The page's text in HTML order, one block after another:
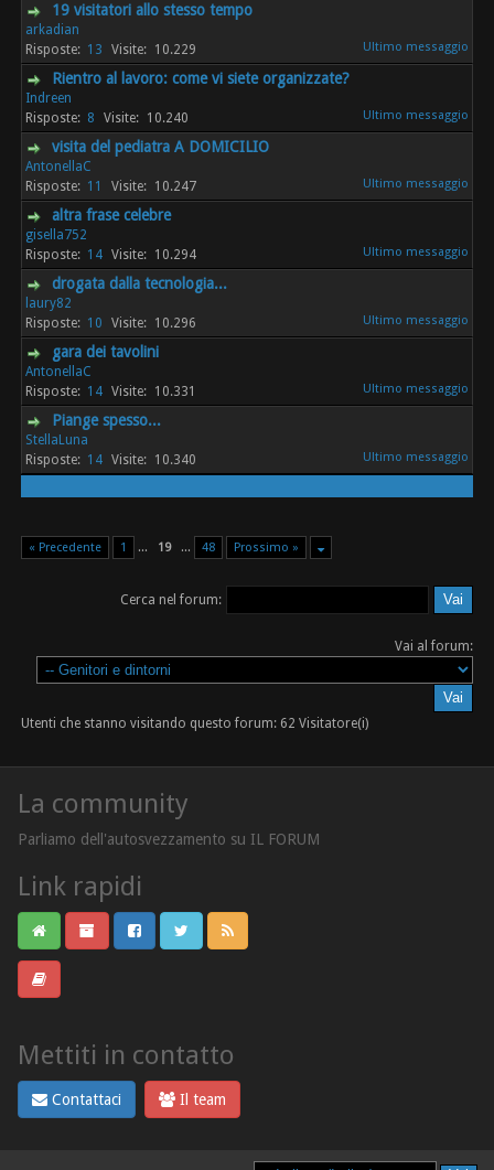
19 visitatori allo stesso tempo
arkadian
13
10.229
Rientro al lavoro: come vi siete organizzate?
Indreen
8
10.240
visita del pediatra A DOMICILIO
AntonellaC
11
10.247
altra frase celebre
gisella752
14
10.294
drogata dalla tecnologia...
laury82
10
10.296
gara dei tavolini
AntonellaC
14
10.331
Piange spesso...
StellaLuna
14
10.340
« Precedente 1 ... 19 ... 48 Prossimo »
Cerca nel forum:
Vai al forum:
Utenti che stanno visitando questo forum: 62 Visitatore(i)
La community
Parliamo dell'autosvezzamento su IL FORUM
Link rapidi
Mettiti in contatto
Contattaci Il team